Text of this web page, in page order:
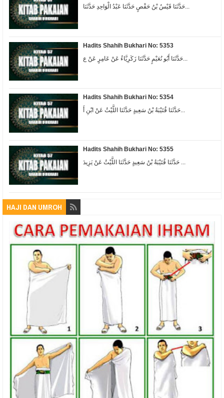
Hadits Shahih Bukhari No: 5353
Hadits Shahih Bukhari No: 5354
حَدَّثَنَا قُتَيْبَةُ بْنُ سَعِيدٍ حَدَّثَنَا اللَّيْثُ عَنْ ابْنِ أَ...
Hadits Shahih Bukhari No: 5355
حَدَّثَنَا قُتَيْبَةُ بْنُ سَعِيدٍ حَدَّثَنَا اللَّيْثُ عَنْ يَزِيدَ ...
HAJI DAN UMROH